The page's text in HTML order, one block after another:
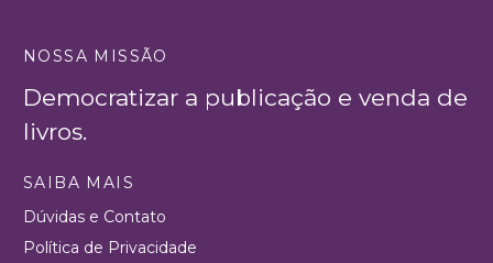
NOSSA MISSÃO
Democratizar a publicação e venda de
livros.
SAIBA MAIS
Dúvidas e Contato
Política de Privacidade